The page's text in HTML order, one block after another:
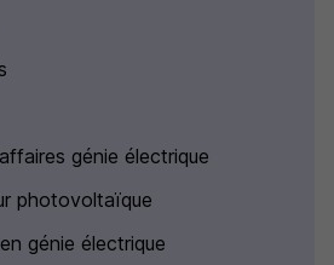
génie électrique
photovoltaïque
génie électrique